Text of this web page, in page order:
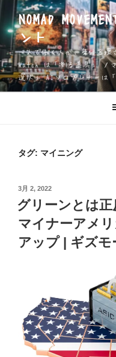
ン
テ
ン
ツ
へ
ス
NOMAD
ント
一人で働く人が、身体を
Watch は「測る道具」 ノ
選択」 AIソロプレナーは
タグ: マイニング
投
稿
日:
3月 2, 2022
グリーンとは
マイナーアメ
アップ | ギズ